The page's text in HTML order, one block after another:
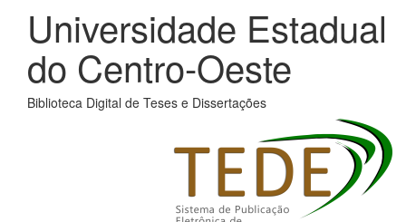
Universidade Estadual
do Centro-Oeste
Biblioteca Digital de Teses e Dissertações